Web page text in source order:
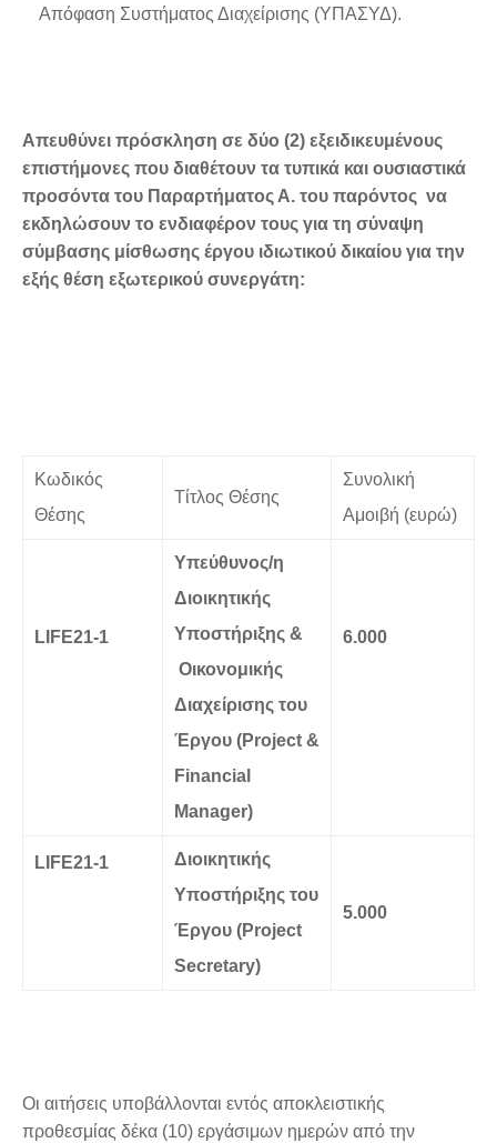
Απόφαση Συστήματος Διαχείρισης (ΥΠΑΣΥΔ).
Απευθύνει πρόσκληση σε δύο (2) εξειδικευμένους
επιστήμονες που διαθέτουν τα τυπικά και ουσιαστικά
προσόντα του Παραρτήματος Α. του παρόντος να
εκδηλώσουν το ενδιαφέρον τους για τη σύναψη
σύμβασης μίσθωσης έργου ιδιωτικού δικαίου για την
εξής θέση εξωτερικού συνεργάτη:
Κωδικός
Θέσης
Τίτλος Θέσης
Συνολική
Αμοιβή (ευρώ)
LIFE21-1
Υπεύθυνος/η
Διοικητικής
Υποστήριξης &
Οικονομικής
Διαχείρισης του
Έργου (Project &
Financial
Manager)
6.000
LIFE21-1
Διοικητικής
Υποστήριξης του
Έργου (Project
Secretary)
5.000
Οι αιτήσεις υποβάλλονται εντός αποκλειστικής
προθεσμίας δέκα (10) εργάσιμων ημερών από την